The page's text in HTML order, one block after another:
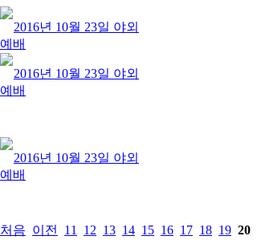
2016년 10월 23일 야외
예배
2016년 10월 23일 야외
예배
2016년 10월 23일 야외
예배
처음 이전 11 12 13 14 15 16 17 18 19 20